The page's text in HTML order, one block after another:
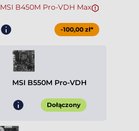
MSI B450M Pro-VDH Max
-100,00 zł*
MSI B550M Pro-VDH
Dołączony